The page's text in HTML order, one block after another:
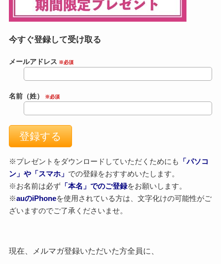
今すぐ登録して受け取る
メールアドレス ※必須
名前（姓） ※必須
※プレゼントをダウンロードしていただくためにも
「パソコ
ン」や「スマホ」 での登録をおすすめいたします。
※お名前は必ず「本名」でのご登録をお願いします。
※auのiPhoneを使用されている方は、文字化けの可能性がご
ざいますのでご了承くださいませ。
現在、メルマガ登録いただいた方全員に、